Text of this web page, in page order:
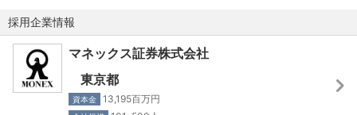
のデータを掛け合わせ、月間数億円規模の予算を動かしな
がら新規口座開設の最大化を担っていただきます。個人の
キャリアで関われるスケールの限界を、一段越えた打席で
す。
・資格取得支援制度（年間50万円まで）
・自己学習支援（外部公開講座、Udemy、英語学習支援）
・ベネフィット・ワン（レジャー施設などの割引サービ
ス）
・オフィス内禁煙（建物内に喫煙専用室あり）
採用企業情報
マネックス証券株式会社
東京都
資本金 13,195百万円